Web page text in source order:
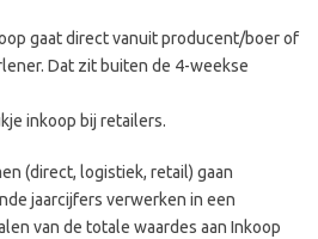
gaat direct vanuit producent/boer of
Dat zit buiten de 4-weekse
inkoop bij retailers.
(direct, logistiek, retail) gaan
jaarcijfers verwerken in een
van de totale waardes aan Inkoop